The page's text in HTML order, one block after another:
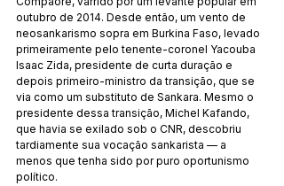
outubro de 2014. Desde então, um vento de
neosankarismo sopra em Burkina Faso, levado
primeiramente pelo tenente-coronel Yacouba
Isaac Zida, presidente de curta duração e
depois primeiro-ministro da transição, que se
via como um substituto de Sankara. Mesmo o
presidente dessa transição, Michel Kafando,
que havia se exilado sob o CNR, descobriu
tardiamente sua vocação sankarista — a
menos que tenha sido por puro oportunismo
político.